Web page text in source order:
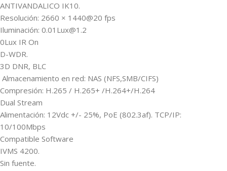
ANTIVANDALICO IK10.
Resolución: 2660 × 1440@20 fps
Iluminación: 0.01Lux@1.2
0Lux IR On
D-WDR.
3D DNR, BLC
Almacenamiento en red: NAS (NFS,SMB/CIFS)
Compresión: H.265 / H.265+ /H.264+/H.264
Dual Stream
Alimentación: 12Vdc +/- 25%, PoE (802.3af). TCP/IP:
10/100Mbps
Compatible Software
IVMS 4200.
Sin fuente.